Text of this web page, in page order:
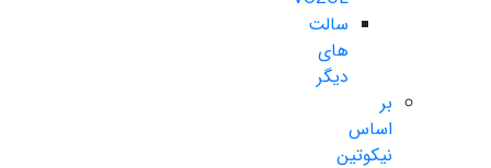
سالت
های
دیگر
بر
اساس
نیکوتین